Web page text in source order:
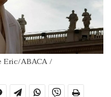
ABACA /